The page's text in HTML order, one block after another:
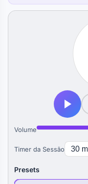
Volume
Timer da Sessão
Presets